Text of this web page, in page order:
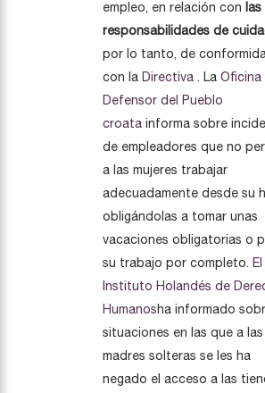
empleo, en relación con las
responsabilidades de
por lo tanto, de
con la Directiva . La Oficina
Defensor del Pueblo
croata informa sobre
de empleadores que no
a las mujeres trabajar
adecuadamente desde su
obligándolas a tomar unas
vacaciones obligatorias o
su trabajo por completo. El
Instituto Holandés de
Humanosha informado
situaciones en las que a las
madres solteras se les ha
negado el acceso a las